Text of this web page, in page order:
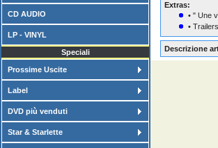
CD AUDIO
LP - VINYL
Speciali
Prossime Uscite
Label
DVD più venduti
Star & Starlette
Extras:
• " Une
• Trailers
Descrizione